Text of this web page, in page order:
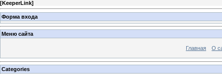
[KeeperLink]
Форма входа
Меню сайта
Главная О
Categories